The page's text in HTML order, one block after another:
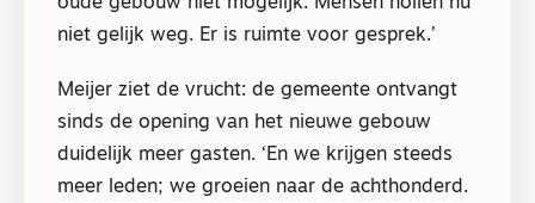
niet gelijk weg. Er is ruimte voor gesprek.’
Meijer ziet de vrucht: de gemeente ontvangt
sinds de opening van het nieuwe gebouw
duidelijk meer gasten. ‘En we krijgen steeds
meer leden; we groeien naar de achthonderd.